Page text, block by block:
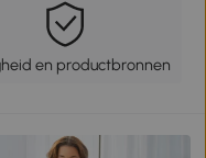
en productbronnen